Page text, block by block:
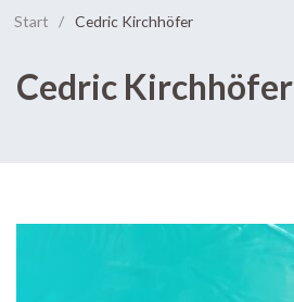
Start / Cedric Kirchhöfer
Cedric Kirchhöfer